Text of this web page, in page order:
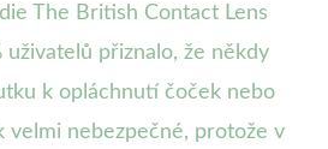
The British Contact Lens
uživatelů přiznalo, že někdy
k opláchnutí čoček nebo
velmi nebezpečné, protože v